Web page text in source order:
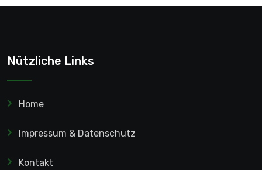
Nützliche Links
Home
Impressum & Datenschutz
Kontakt